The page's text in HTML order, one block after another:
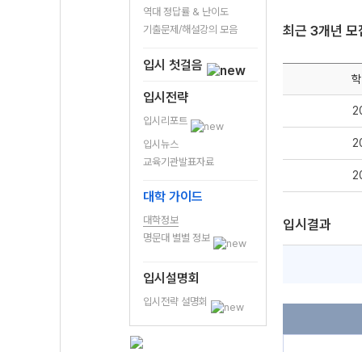
역대 정답률 & 난이도
기출문제/해설강의 모음
입시 첫걸음
입시전략
입시리포트
입시뉴스
교육기관발표자료
대학 가이드
대학정보
명문대 별별 정보
입시설명회
입시전략 설명회
최근 3개년 모
입시결과